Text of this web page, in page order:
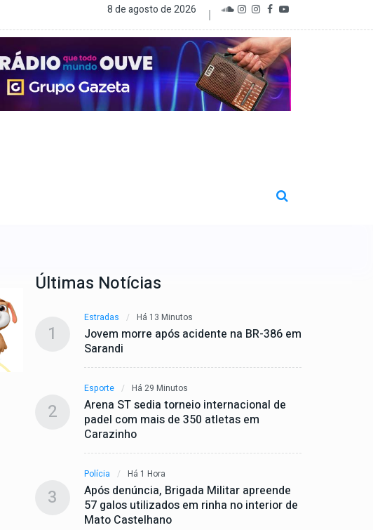
8 de agosto de 2026
Últimas Notícias
1
Estradas Há 13 Minutos
Jovem morre após acidente na BR-386 em
Sarandi
2
Esporte Há 29 Minutos
Arena ST sedia torneio internacional de
padel com mais de 350 atletas em
Carazinho
3
Polícia Há 1 Hora
Após denúncia, Brigada Militar apreende
57 galos utilizados em rinha no interior de
Mato Castelhano